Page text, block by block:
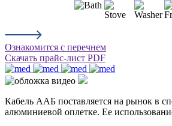
Ознакомится с перечнем
Скачать прайс-лист PDF
Кабель ААБ поставляется на рынок в
алюминиевой оплетке. Ее